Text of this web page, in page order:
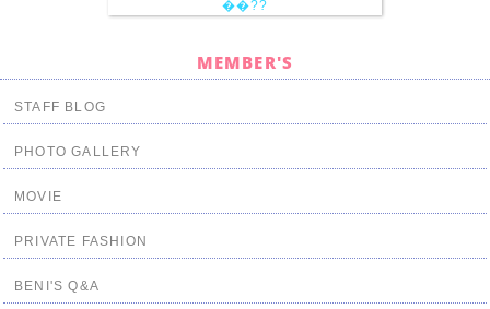
MEMBER'S
STAFF BLOG
PHOTO GALLERY
MOVIE
PRIVATE FASHION
BENI'S Q&A